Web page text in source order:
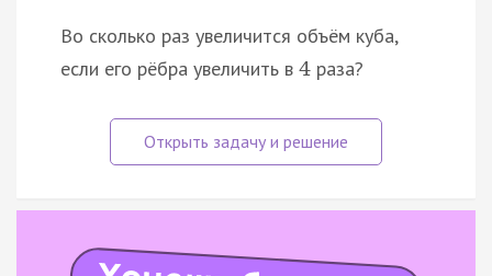
Во сколько раз увеличится объём куба,
если его рёбра увеличить в 4 раза?